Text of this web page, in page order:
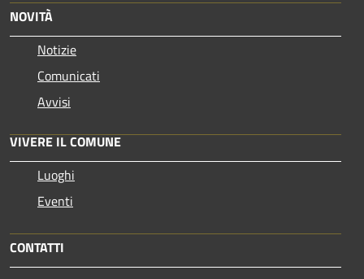
NOVITÀ
Notizie
Comunicati
Avvisi
VIVERE IL COMUNE
Luoghi
Eventi
CONTATTI